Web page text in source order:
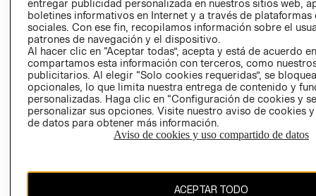
AVISO DE
COOKIES
Uruguay ($U)
entregar publicidad personalizada en nuestros sitios web,
boletines informativos en Internet y a través de plataformas
sociales. Con ese fin, recopilamos información sobre el
patrones de navegación y el dispositivo.
Al hacer clic en “Aceptar todas”, acepta y está de acuerdo
compartamos esta información con terceros, como
publicitarios. Al elegir “Solo cookies requeridas”, se
opcionales, lo que limita nuestra entrega de contenido y
personalizadas. Haga clic en “Configuración de cookies y
personalizar sus opciones. Visite nuestro aviso de cookies
de datos para obtener más información.
Aviso de cookies y uso compartido de datos
ACEPTAR TODO